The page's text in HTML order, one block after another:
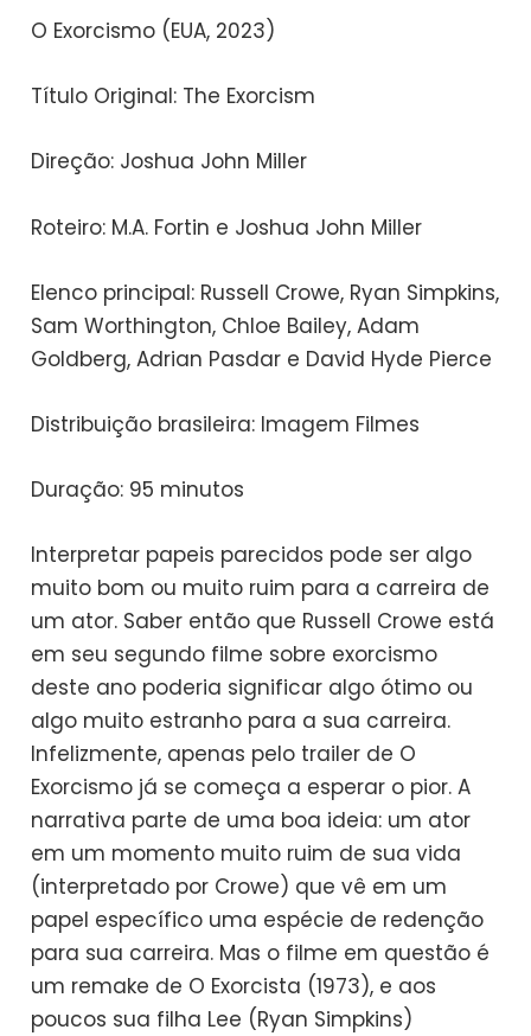
O Exorcismo (EUA, 2023)
Título Original: The Exorcism
Direção: Joshua John Miller
Roteiro: M.A. Fortin e Joshua John Miller
Elenco principal: Russell Crowe, Ryan Simpkins,
Sam Worthington, Chloe Bailey, Adam
Goldberg, Adrian Pasdar e David Hyde Pierce
Distribuição brasileira: Imagem Filmes
Duração: 95 minutos
Interpretar papeis parecidos pode ser algo
muito bom ou muito ruim para a carreira de
um ator. Saber então que Russell Crowe está
em seu segundo filme sobre exorcismo
deste ano poderia significar algo ótimo ou
algo muito estranho para a sua carreira.
Infelizmente, apenas pelo trailer de O
Exorcismo já se começa a esperar o pior. A
narrativa parte de uma boa ideia: um ator
em um momento muito ruim de sua vida
(interpretado por Crowe) que vê em um
papel específico uma espécie de redenção
para sua carreira. Mas o filme em questão é
um remake de O Exorcista (1973), e aos
poucos sua filha Lee (Ryan Simpkins)